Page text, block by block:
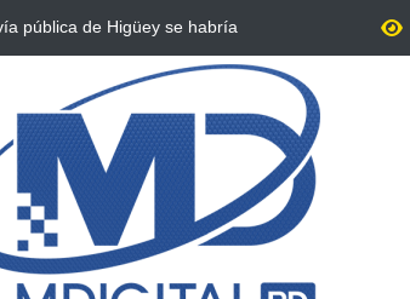
migratoria irregular en
Alcalde